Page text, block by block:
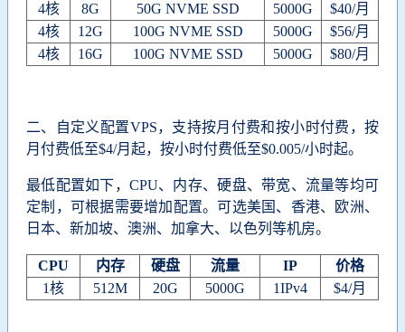
4核
8G 50G NVME SSD 5000G
$40/月
4核
12G 100G NVME SSD 5000G
$56/月
4核
16G 100G NVME SSD 5000G $80/月
二、自定义配置VPS，支持按月付费和按小时付费，按
月付费低至$4/月起，按小时付费低至$0.005/小时起。
最低配置如下，CPU、内存、硬盘、带宽、流量等均可
定制， 可根据需要增加配置。可选美国、香港、欧洲、
日本、新加坡、澳洲、加拿大、以色列等机房。
CPU 内存 硬盘 流量 IP
价格
1核
512M 20G 5000G 1IPv4 $4/月